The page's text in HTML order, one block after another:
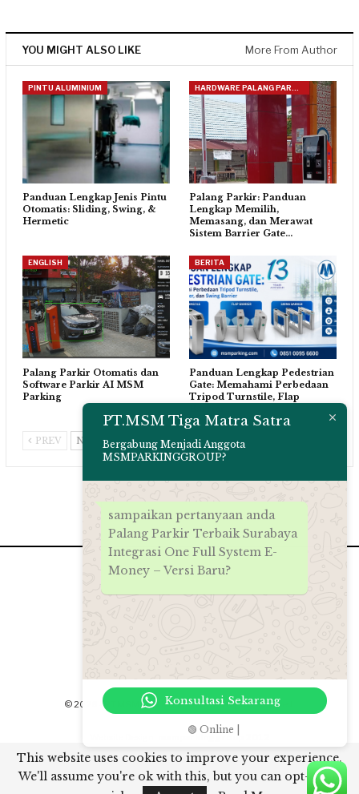
YOU MIGHT ALSO LIKE More From Author
PINTU ALUMINIUM
Panduan Lengkap Jenis Pintu
Otomatis: Sliding, Swing, &
Hermetic
Palang Parkir: Panduan
Lengkap Memilih,
Memasang, dan Merawat
Sistem Barrier Gate…
ENGLISH
Palang Parkir Otomatis dan
Software Parkir AI MSM
Parking
BERITA
Panduan Lengkap Pedestrian
Gate: Memahami Perbedaan
Tripod Turnstile, Flap
PREV NEXT
© 2026 - PT.MSM Tiga Matra Satra. All Rights Reserved.
msmparkinggroup 2012
This website uses cookies to improve your experience.
We'll assume you're ok with this, but you can opt-out if
// Rich snippet google
Palang Parkir Terbaik Surabaya Integrasi One Full System E-
PT.MSM Tiga Matra Satra
Bergabung Menjadi Anggota
MSMPARKINGGROUP?
sampaikan pertanyaan anda
Palang Parkir Terbaik Surabaya
Integrasi One Full System E-
Money – Versi Baru?
Konsultasi Sekarang
🟢 Online |